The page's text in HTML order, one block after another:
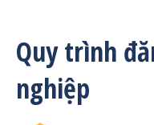
Quy trình
nghiệp